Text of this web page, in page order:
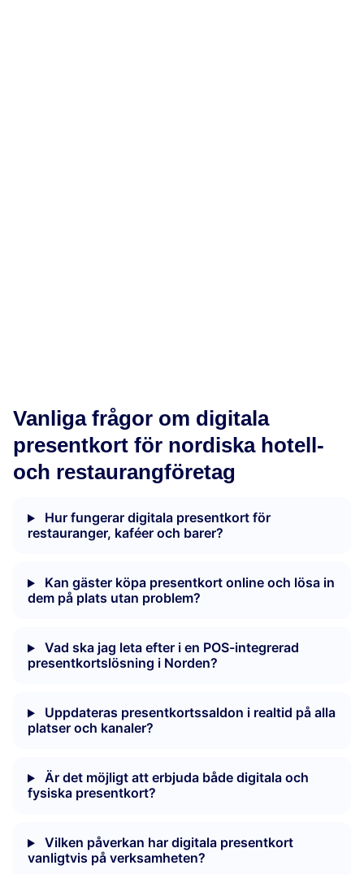
Vanliga frågor om digitala
presentkort för nordiska hotell-
och restaurangföretag
Hur fungerar digitala presentkort för
restauranger, kaféer och barer?
Kan gäster köpa presentkort online och lösa in
dem på plats utan problem?
Vad ska jag leta efter i en POS-integrerad
presentkortslösning i Norden?
Uppdateras presentkortssaldon i realtid på alla
platser och kanaler?
Är det möjligt att erbjuda både digitala och
fysiska presentkort?
Vilken påverkan har digitala presentkort
vanligtvis på verksamheten?